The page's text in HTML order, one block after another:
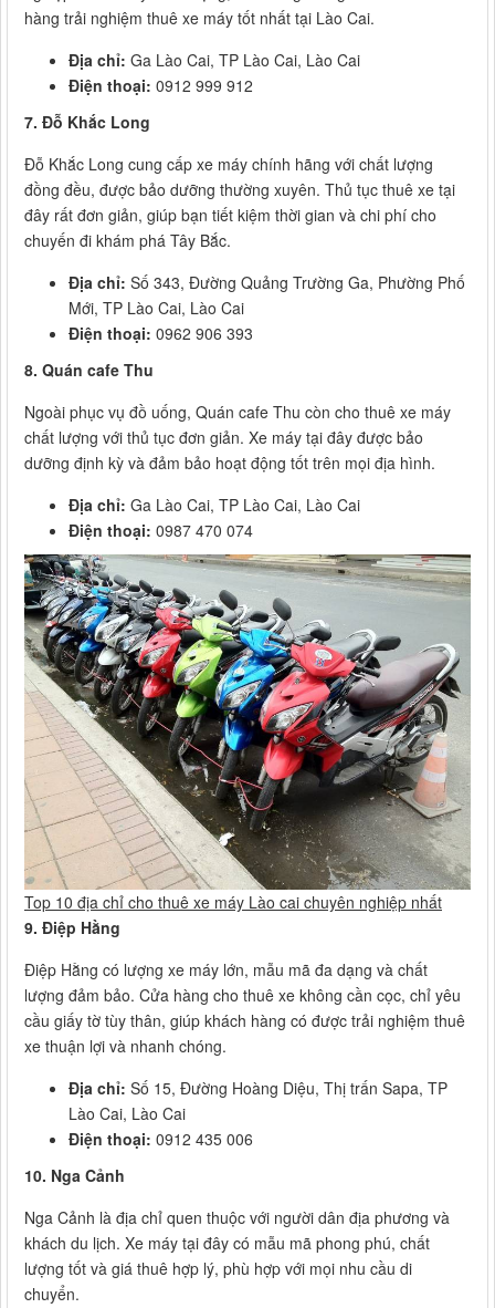
hàng trải nghiệm thuê xe máy tốt nhất tại Lào Cai.
Địa chỉ: Ga Lào Cai, TP Lào Cai, Lào Cai
Điện thoại: 0912 999 912
7. Đỗ Khắc Long
Đỗ Khắc Long cung cấp xe máy chính hãng với chất lượng
đồng đều, được bảo dưỡng thường xuyên. Thủ tục thuê xe tại
đây rất đơn giản, giúp bạn tiết kiệm thời gian và chi phí cho
chuyến đi khám phá Tây Bắc.
Địa chỉ: Số 343, Đường Quảng Trường Ga, Phường Phố
Mới, TP Lào Cai, Lào Cai
Điện thoại: 0962 906 393
8. Quán cafe Thu
Ngoài phục vụ đồ uống, Quán cafe Thu còn cho thuê xe máy
chất lượng với thủ tục đơn giản. Xe máy tại đây được bảo
dưỡng định kỳ và đảm bảo hoạt động tốt trên mọi địa hình.
Địa chỉ: Ga Lào Cai, TP Lào Cai, Lào Cai
Điện thoại: 0987 470 074
Top 10 địa chỉ cho thuê xe máy Lào cai chuyên nghiệp nhất
9. Điệp Hằng
Điệp Hằng có lượng xe máy lớn, mẫu mã đa dạng và chất
lượng đảm bảo. Cửa hàng cho thuê xe không cần cọc, chỉ yêu
cầu giấy tờ tùy thân, giúp khách hàng có được trải nghiệm thuê
xe thuận lợi và nhanh chóng.
Địa chỉ: Số 15, Đường Hoàng Diệu, Thị trấn Sapa, TP
Lào Cai, Lào Cai
Điện thoại: 0912 435 006
10. Nga Cảnh
Nga Cảnh là địa chỉ quen thuộc với người dân địa phương và
khách du lịch. Xe máy tại đây có mẫu mã phong phú, chất
lượng tốt và giá thuê hợp lý, phù hợp với mọi nhu cầu di
chuyển.